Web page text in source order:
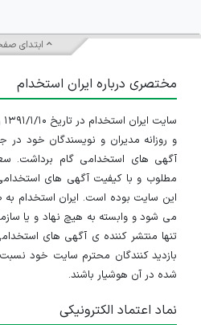
ابتدای
مختصری درباره ایران استخدام
و روزانه مدیران و نویسندگان خود
آگهی های استخدامی گام برداشت.
مطلوب و با کیفیت آگهی های
این سایت بوده است. ایران استخدام
می شود و وابسته به هیچ نهاد و یا
تنها منتشر کننده ی آگهی های
بازدید کنندگان محترم سایت خود
شده در آن هوشیار باشند.
نماد اعتماد الکترونیکی